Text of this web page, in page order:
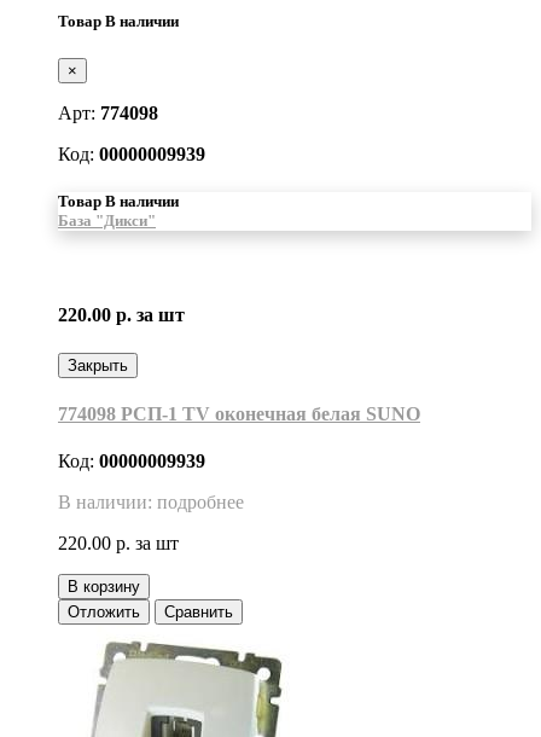
Товар В наличии
×
Арт: 774098
Код: 00000009939
Товар В наличии
База "Дикси"
220.00 р. за шт
Закрыть
774098 РСП-1 TV оконечная белая SUNO
Код: 00000009939
В наличии: подробнее
220.00 р. за шт
В корзину
Отложить
Сравнить